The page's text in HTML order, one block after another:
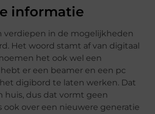
informatie
verdiepen in de mogelijkheden
Het woord stamt af van digitaal
het ook wel een
er een beamer en een pc
digibord te laten werken. Dat
huis, dus dat vormt geen
ook over een nieuwere generatie